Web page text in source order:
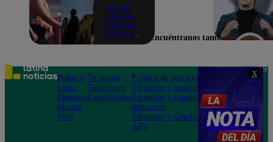
X
Ola de
calor se
extiende
hasta el
Lima y
otras 16
regiones
Encuéntranos también en
Política
Lima
Deportes
Mundo
Perú
Te ayudo
Tendencias
Espectáculos
Política de privacidad
Términos y condiciones
Términos y condiciones
aplicación
Términos y Condiciones
APP
Teléfono: 219
Av. San
Felipe 968
Jesús María